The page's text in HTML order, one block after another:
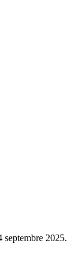
septembre 2025.